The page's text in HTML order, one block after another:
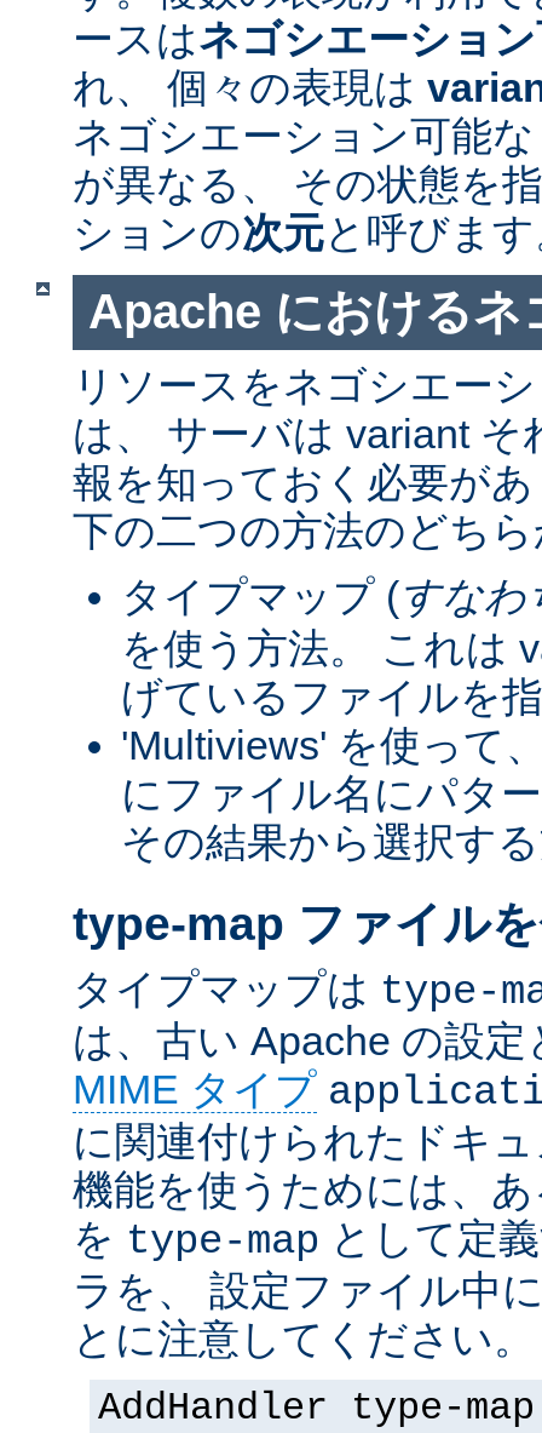
ースはネゴシエーショ
れ、 個々の表現は
ネゴシエーション可能
が異なる、 その状態を
ションの次元と呼びま
Apache におけるネ
リソースをネゴシエー
は、 サーバは variant
報を知っておく必要が
下の二つの方法のどち
タイプマップ (すなわ
を使う方法。 これは
げているファイルを
'Multiviews' を使って
にファイル名にパタ
その結果から選択す
type-map ファイル
タイプマップは type-
は、古い Apache の設
MIME タイプ
に関連付けられたドキ
機能を使うためには、
を type-map として定
ラを、 設定ファイル中
とに注意してください
AddHandler type-